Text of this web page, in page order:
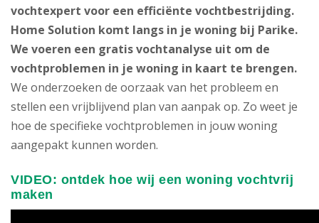
vochtexpert voor een efficiënte vochtbestrijding.
Home Solution komt langs in je woning bij Parike.
We voeren een gratis vochtanalyse uit om de
vochtproblemen in je woning in kaart te brengen.
We onderzoeken de oorzaak van het probleem en
stellen een vrijblijvend plan van aanpak op. Zo weet je
hoe de specifieke vochtproblemen in jouw woning
aangepakt kunnen worden.
VIDEO: ontdek hoe wij een woning vochtvrij
maken